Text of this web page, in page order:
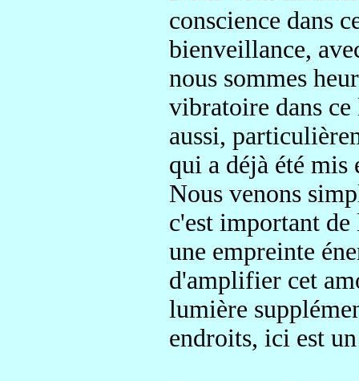
conscience dans
bienveillance,
nous sommes
vibratoire dans
aussi,
qui a déjà été mis
Nous venons
c'est important
une empreinte
d'amplifier cet
lumière
endroits, ici est